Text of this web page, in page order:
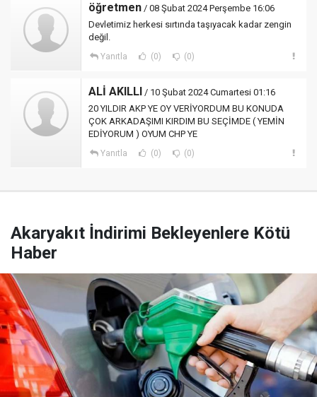
öğretmen / 08 Şubat 2024 Perşembe 16:06
Devletimiz herkesi sırtında taşıyacak kadar zengin
değil.
Yanıtla (0) (0)
ALİ AKILLI / 10 Şubat 2024 Cumartesi 01:16
20 YILDIR AKP YE OY VERİYORDUM BU KONUDA
ÇOK ARKADAŞIMI KIRDIM BU SEÇİMDE ( YEMİN
EDİYORUM ) OYUM CHP YE
Yanıtla (0) (0)
Akaryakıt İndirimi Bekleyenlere Kötü
Haber